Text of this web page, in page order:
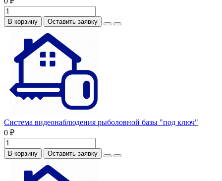
В корзину Оставить заявку
Система видеонаблюдения рыболовной базы "под ключ"
0 ₽
В корзину Оставить заявку